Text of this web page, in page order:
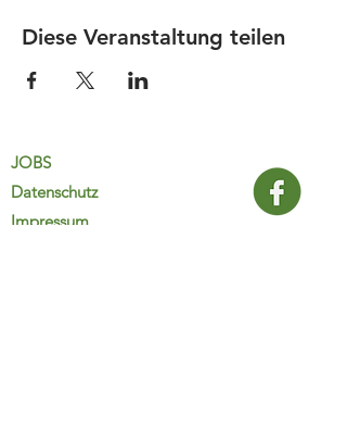
Diese Veranstaltung teilen
JOBS
Datenschutz
Impressum